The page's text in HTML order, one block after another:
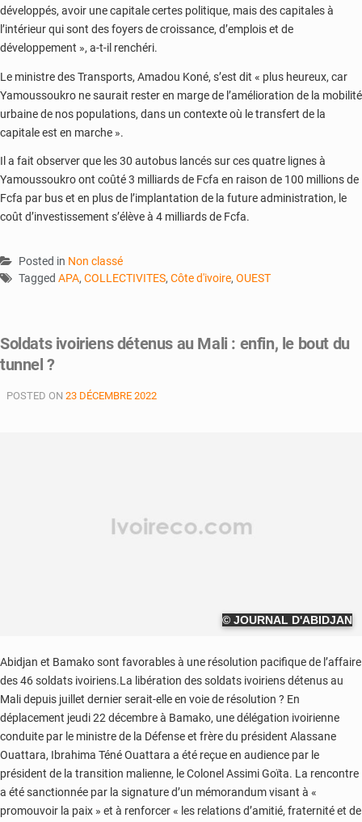
développés, avoir une capitale certes politique, mais des capitales à
l’intérieur qui sont des foyers de croissance, d’emplois et de
développement », a-t-il renchéri.
Le ministre des Transports, Amadou Koné, s’est dit « plus heureux, car
Yamoussoukro ne saurait rester en marge de l’amélioration de la mobilité
urbaine de nos populations, dans un contexte où le transfert de la
capitale est en marche ».
Il a fait observer que les 30 autobus lancés sur ces quatre lignes à
Yamoussoukro ont coûté 3 milliards de Fcfa en raison de 100 millions de
Fcfa par bus et en plus de l’implantation de la future administration, le
coût d’investissement s’élève à 4 milliards de Fcfa.
Posted in Non classé
Tagged APA, COLLECTIVITES, Côte d'ivoire, OUEST
Soldats ivoiriens détenus au Mali : enfin, le bout du
tunnel ?
POSTED ON 23 DÉCEMBRE 2022
© JOURNAL D'ABIDJAN
Abidjan et Bamako sont favorables à une résolution pacifique de l’affaire
des 46 soldats ivoiriens.La libération des soldats ivoiriens détenus au
Mali depuis juillet dernier serait-elle en voie de résolution ? En
déplacement jeudi 22 décembre à Bamako, une délégation ivoirienne
conduite par le ministre de la Défense et frère du président Alassane
Ouattara, Ibrahima Téné Ouattara a été reçue en audience par le
président de la transition malienne, le Colonel Assimi Goïta. La rencontre
a été sanctionnée par la signature d’un mémorandum visant à «
promouvoir la paix » et à renforcer « les relations d’amitié, fraternité et de